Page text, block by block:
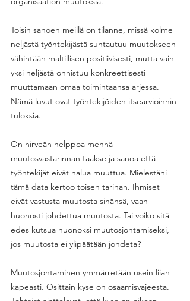
Toisin sanoen meillä on tilanne, missä kolme
neljästä työntekijästä suhtautuu muutokseen
vähintään maltillisen positiivisesti, mutta vain
yksi neljästä onnistuu konkreettisesti
muuttamaan omaa toimintaansa arjessa.
Nämä luvut ovat työntekijöiden itsearvioinnin
tuloksia.
On hirveän helppoa mennä
muutosvastarinnan taakse ja sanoa että
työntekijät eivät halua muuttua. Mielestäni
tämä data kertoo toisen tarinan. Ihmiset
eivät vastusta muutosta sinänsä, vaan
huonosti johdettua muutosta. Tai voiko sitä
edes kutsua huonoksi muutosjohtamiseksi,
jos muutosta ei ylipäätään johdeta?
Muutosjohtaminen ymmärretään usein liian
kapeasti. Osittain kyse on osaamisvajeesta.